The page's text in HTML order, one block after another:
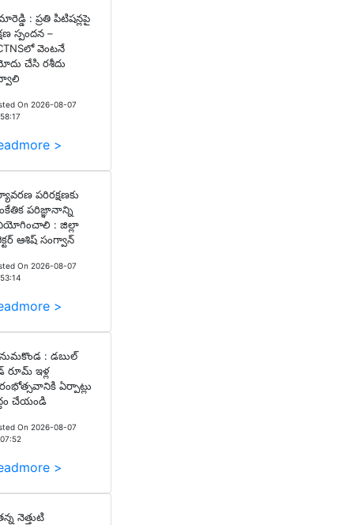
: ప్రతి పిటిషన్లపై
స్పందన –
వెంటనే
చేసి రశీదు
On 2026-08-07
>
పరిరక్షణకు
పరిజ్ఞానాన్ని
: జిల్లా
ఆశిష్ సంగ్వాన్
On 2026-08-07
>
: డబుల్
రూమ్ ఇళ్ల
ఏర్పాట్లు
చేయండి
On 2026-08-07
>
నెత్తుటి